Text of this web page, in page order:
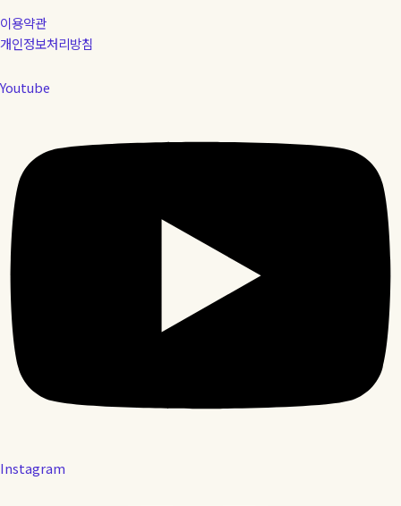
이용약관
개인정보처리방침
Youtube
Instagram